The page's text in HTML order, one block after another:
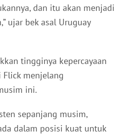
dan itu akan menjadi
ujar bek asal Uruguay
tingginya kepercayaan
Flick menjelang
ini.
sepanjang musim,
dalam posisi kuat untuk